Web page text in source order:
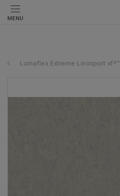
MENU
Lumaflex Extreme Linosport xf²™